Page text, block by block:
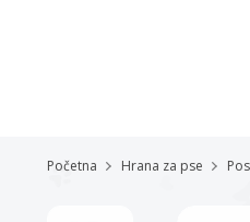
Početna Hrana za pse